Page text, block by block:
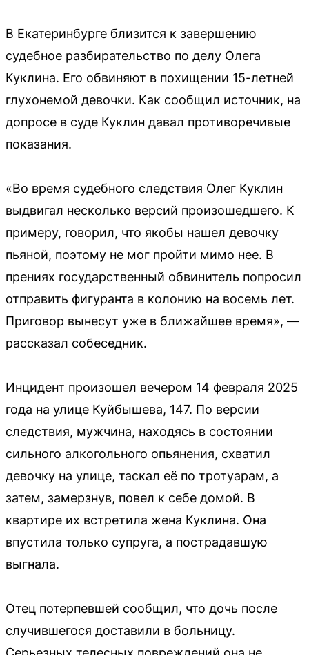
В Екатеринбурге близится к завершению
судебное разбирательство по делу Олега
Куклина. Его обвиняют в похищении 15-летней
глухонемой девочки. Как сообщил источник, на
допросе в суде Куклин давал противоречивые
показания.
«Во время судебного следствия Олег Куклин
выдвигал несколько версий произошедшего. К
примеру, говорил, что якобы нашел девочку
пьяной, поэтому не мог пройти мимо нее. В
прениях государственный обвинитель попросил
отправить фигуранта в колонию на восемь лет.
Приговор вынесут уже в ближайшее время», —
рассказал собеседник.
Инцидент произошел вечером 14 февраля 2025
года на улице Куйбышева, 147. По версии
следствия, мужчина, находясь в состоянии
сильного алкогольного опьянения, схватил
девочку на улице, таскал её по тротуарам, а
затем, замерзнув, повел к себе домой. В
квартире их встретила жена Куклина. Она
впустила только супруга, а пострадавшую
выгнала.
Отец потерпевшей сообщил, что дочь после
случившегося доставили в больницу.